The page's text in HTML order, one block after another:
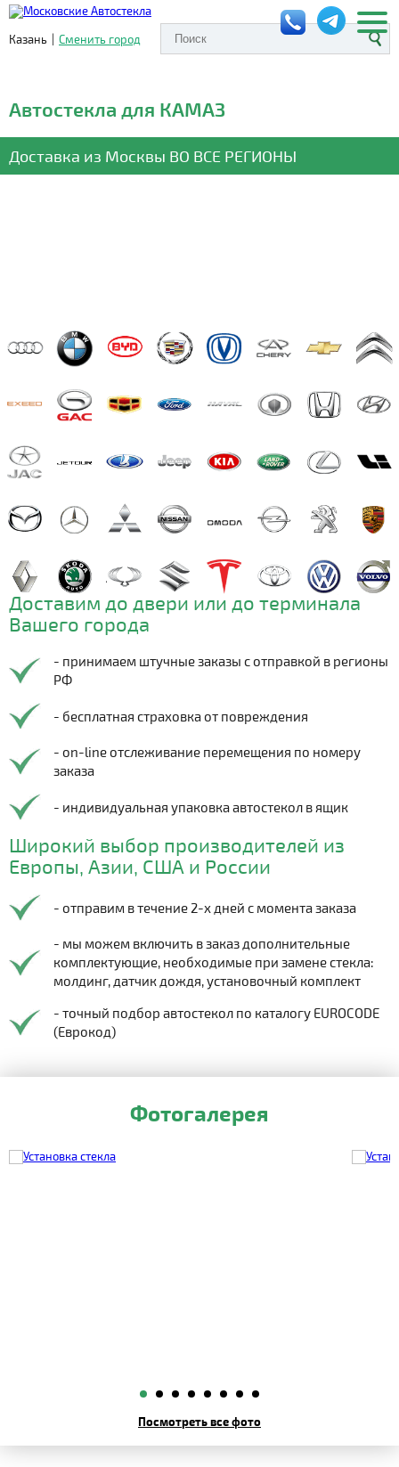
Казань | Сменить город
Автостекла для КАМАЗ
Доставка из Москвы ВО ВСЕ РЕГИОНЫ
Доставим до двери или до терминала
Вашего города
- принимаем штучные заказы с отправкой в регионы
РФ
- бесплатная страховка от повреждения
- on-line отслеживание перемещения по номеру
заказа
- индивидуальная упаковка автостекол в ящик
Широкий выбор производителей из
Европы, Азии, США и России
- отправим в течение 2-х дней с момента заказа
- мы можем включить в заказ дополнительные
комплектующие, необходимые при замене стекла:
молдинг, датчик дождя, установочный комплект
- точный подбор автостекол по каталогу EUROCODE
(Еврокод)
Фотогалерея
Посмотреть все фото